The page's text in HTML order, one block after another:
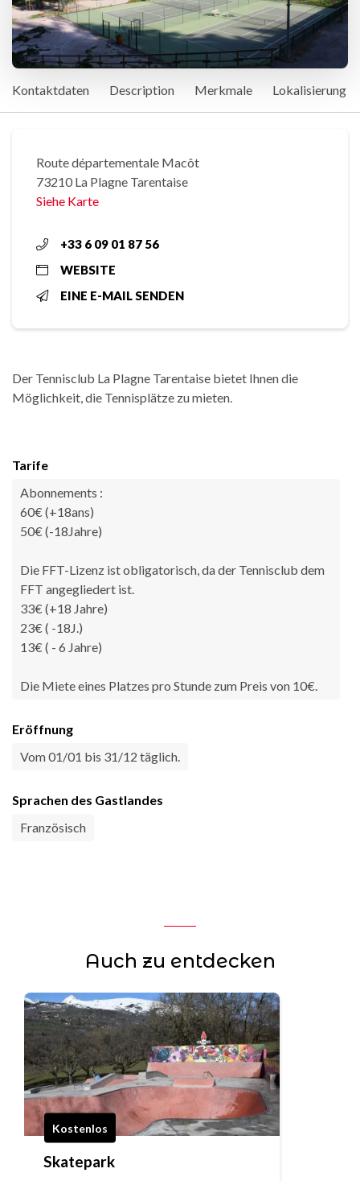
Kontaktdaten Description Merkmale Lokalisierung
Route départementale Macôt
73210 La Plagne Tarentaise
Siehe Karte
+33 6 09 01 87 56
WEBSITE
EINE E-MAIL SENDEN
Der Tennisclub La Plagne Tarentaise bietet Ihnen die
Möglichkeit, die Tennisplätze zu mieten.
Tarife
Abonnements :
60€ (+18ans)
50€ (-18Jahre)
Die FFT-Lizenz ist obligatorisch, da der Tennisclub dem
FFT angegliedert ist.
33€ (+18 Jahre)
23€ ( -18J.)
13€ ( - 6 Jahre)
Die Miete eines Platzes pro Stunde zum Preis von 10€.
Eröffnung
Vom 01/01 bis 31/12 täglich.
Sprachen des Gastlandes
Französisch
Auch zu entdecken
Kostenlos
Skatepark